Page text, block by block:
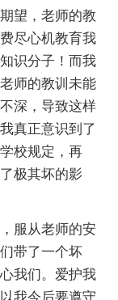
望，老师的教
尽心机教育我
识分子！而我
师的教训未能
深，导致这样
真正意识到了
校规定，再
极其坏的影
服从老师的安
带了一个坏
我们。爱护我
我今后要遵守